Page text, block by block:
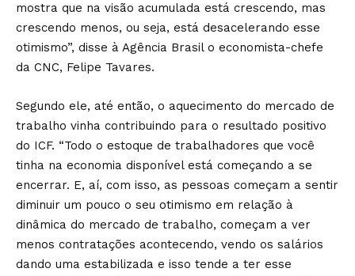
mostra que na visão acumulada está crescendo, mas
crescendo menos, ou seja, está desacelerando esse
otimismo”, disse à Agência Brasil o economista-chefe
da CNC, Felipe Tavares.
Segundo ele, até então, o aquecimento do mercado de
trabalho vinha contribuindo para o resultado positivo
do ICF. “Todo o estoque de trabalhadores que você
tinha na economia disponível está começando a se
encerrar. E, aí, com isso, as pessoas começam a sentir
diminuir um pouco o seu otimismo em relação à
dinâmica do mercado de trabalho, começam a ver
menos contratações acontecendo, vendo os salários
dando uma estabilizada e isso tende a ter esse